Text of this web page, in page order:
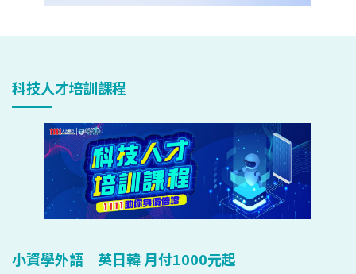
科技人才培訓課程
小資學外語｜英日韓 月付1000元起